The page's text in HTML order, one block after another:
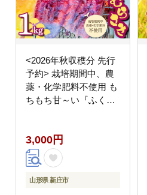
<2026年秋収穫分 先行
予約> 栽培期間中、農
薬・化学肥料不使用 も
ちもち甘～い『ふくむ
イモ F3S-2616
3,000円
山形県 新庄市